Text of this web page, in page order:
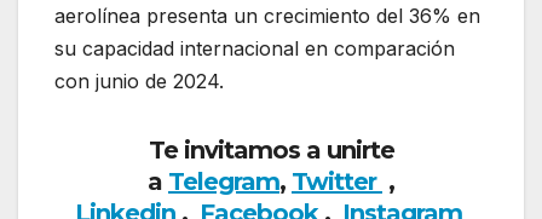
aerolínea presenta un crecimiento del 36% en
su capacidad internacional en comparación
con junio de 2024.
Te invitamos a unirte
a Telegram, Twitter ,
Linkedin, Facebook, Instagram